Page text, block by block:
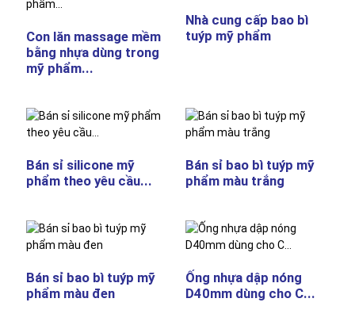
Con lăn massage mềm
bằng nhựa dùng trong
mỹ phẩm...
Nhà cung cấp bao bì
tuýp mỹ phẩm
Bán sỉ silicone mỹ
phẩm theo yêu cầu...
Bán sỉ bao bì tuýp mỹ
phẩm màu trắng
Bán sỉ bao bì tuýp mỹ
phẩm màu đen
Ống nhựa dập nóng
D40mm dùng cho C...